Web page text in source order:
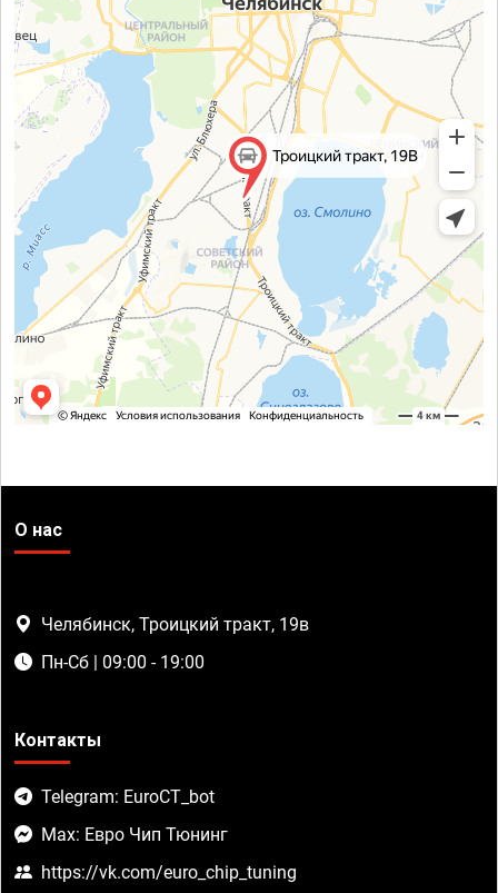
О нас
Челябинск, Троицкий тракт, 19в
Пн-Сб | 09:00 - 19:00
Контакты
Telegram: EuroCT_bot
Max: Евро Чип Тюнинг
https://vk.com/euro_chip_tuning